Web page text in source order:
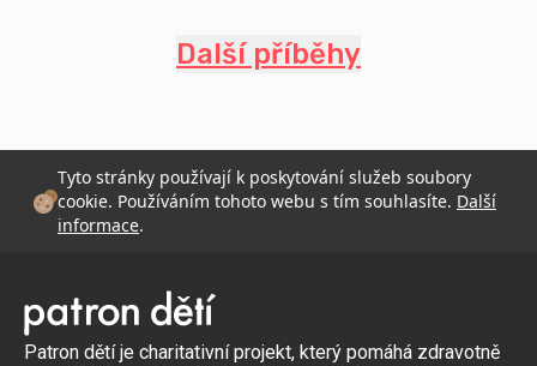
Další příběhy
Tyto stránky používají k poskytování služeb soubory
cookie. Používáním tohoto webu s tím souhlasíte. Další
informace.
Patron dětí je charitativní projekt, který pomáhá zdravotně